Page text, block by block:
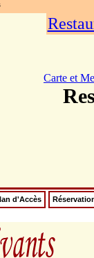
Carte et
d'Accès